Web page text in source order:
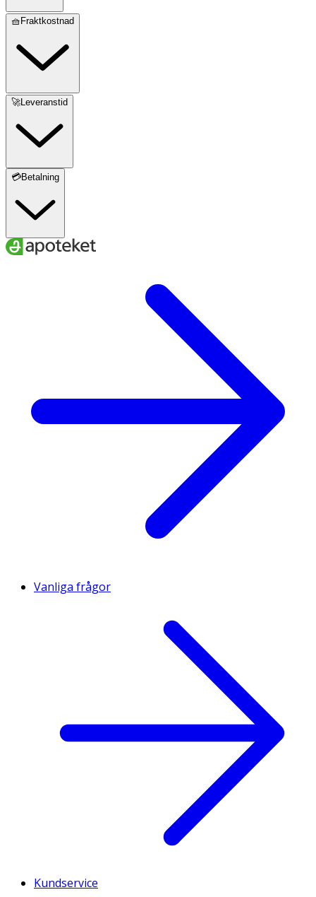
🧺Fraktkostnad
🚀Leveranstid
💳Betalning
Vanliga frågor
Kundservice